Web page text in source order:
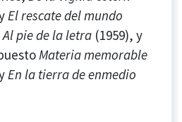
El rescate delmundo
Al pie de la letra(1959), y
Materiamemorable
En la tierra de enmedio